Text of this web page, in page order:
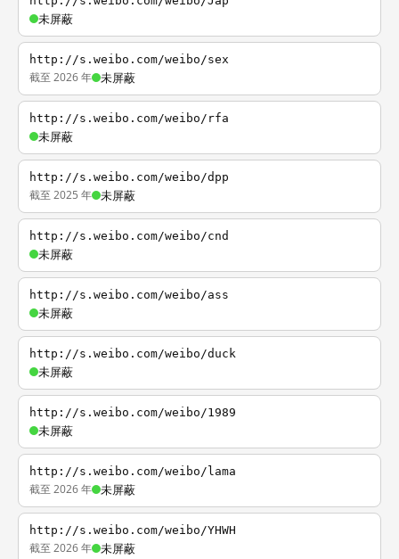
未屏蔽
http://s.weibo.com/weibo/sex
截至 2026 年 未屏蔽
http://s.weibo.com/weibo/rfa
未屏蔽
http://s.weibo.com/weibo/dpp
截至 2025 年 未屏蔽
http://s.weibo.com/weibo/cnd
未屏蔽
http://s.weibo.com/weibo/ass
未屏蔽
http://s.weibo.com/weibo/duck
未屏蔽
http://s.weibo.com/weibo/1989
未屏蔽
http://s.weibo.com/weibo/lama
截至 2026 年 未屏蔽
http://s.weibo.com/weibo/YHWH
截至 2026 年 未屏蔽